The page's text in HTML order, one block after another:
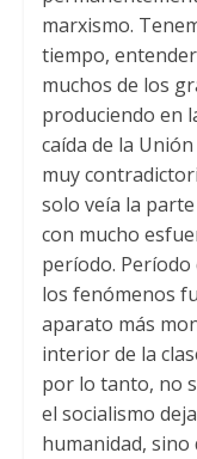
marxismo.
tiempo,
muchos de los
produciendo en
caída de la
muy
solo veía la
con mucho
período.
los fenómenos
aparato más
interior de la
por lo tanto, no
el socialismo
humanidad,